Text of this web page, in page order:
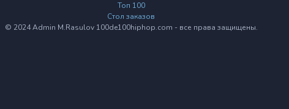
Топ 100
Стол заказов
© 2024 Admin M.Rasulov 100de100hiphop.com - все права защищены.